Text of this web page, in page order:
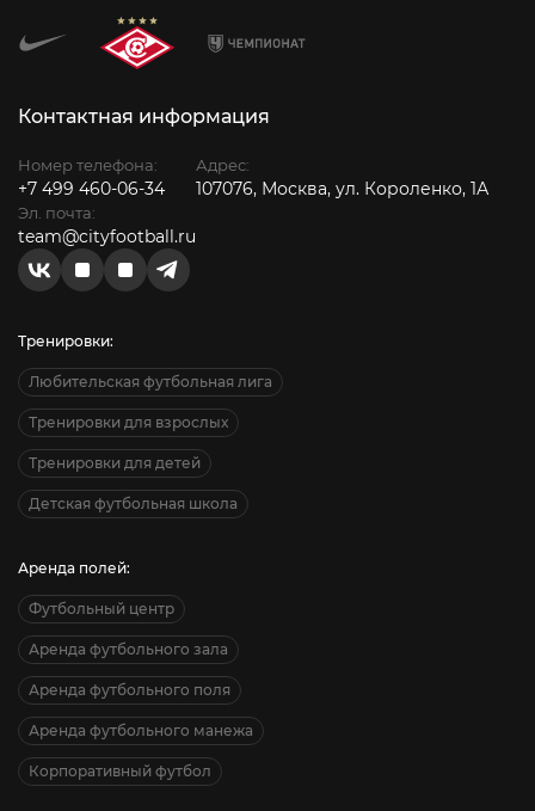
Контактная информация
Номер телефона:
+7 499 460-06-34
Эл. почта:
team@cityfootball.ru
Адрес:
107076, Москва, ул. Короленко, 1А
Тренировки:
Любительская футбольная лига
Тренировки для взрослых
Тренировки для детей
Детская футбольная школа
Аренда полей:
Футбольный центр
Аренда футбольного зала
Аренда футбольного поля
Аренда футбольного манежа
Корпоративный футбол